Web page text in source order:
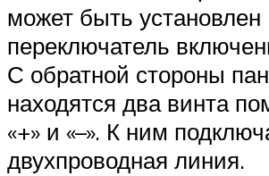
может быть установлен
переключатель
С обратной стороны
находятся два винта
«+» и «–». К ним
двухпроводная линия.